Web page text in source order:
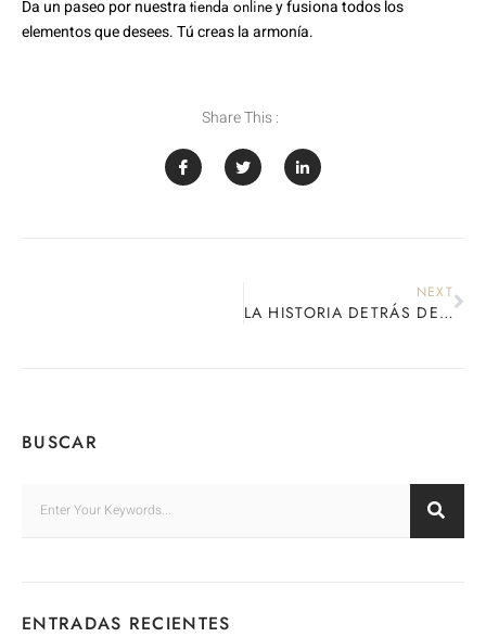
Da un paseo por nuestra tienda onliney fusiona todos los
elementos que desees. Tú creas la armonía.
Share This :
NEXT
LA HISTORIA DETRÁS DE VALO Y GAZUL
BUSCAR
ENTRADAS RECIENTES